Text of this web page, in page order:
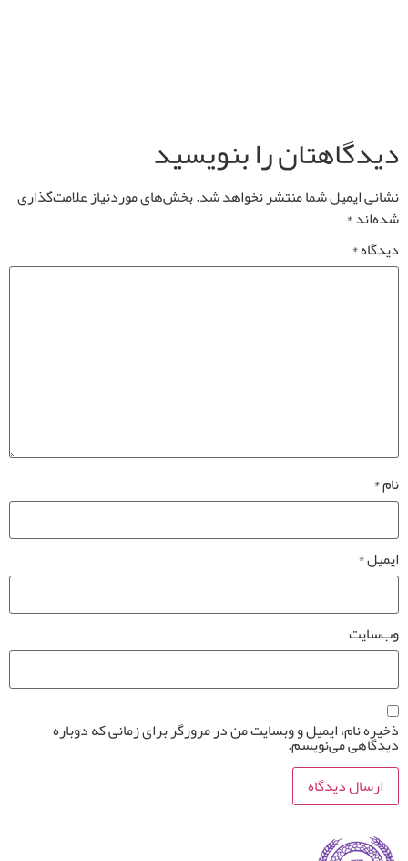
دیدگاهتان را بنویسید
نشانی ایمیل شما منتشر نخواهد شد.بخش‌های موردنیاز علامت‌گذاری
شده‌اند*
دیدگاه*
نام*
ایمیل*
وب‌سایت
ذخیره نام، ایمیل و وبسایت من در مرورگر برای زمانی که دوباره
دیدگاهی می‌نویسم.